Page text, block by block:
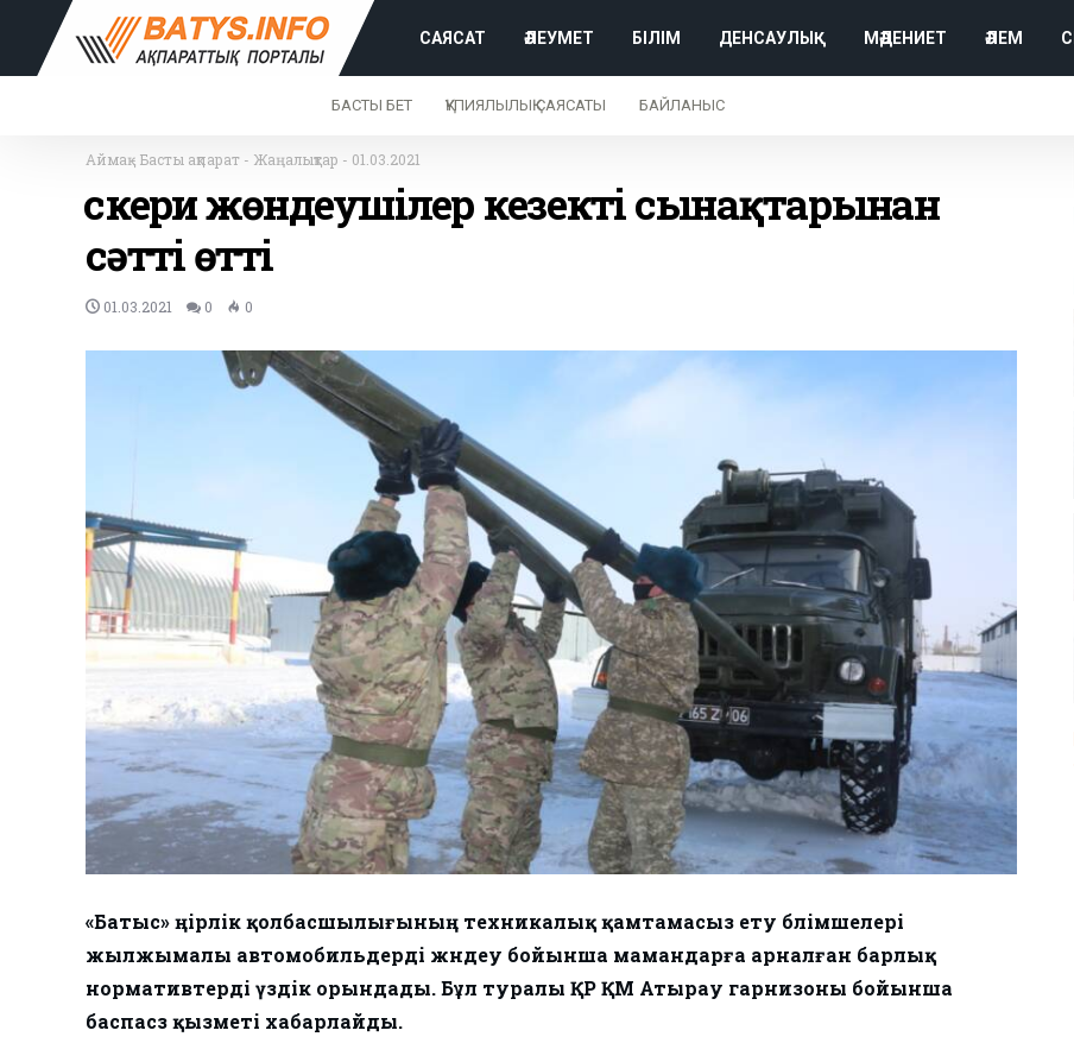
САЯСАТ ӘЛЕУМЕТ БІЛІМ ДЕНСАУЛЫҚ МӘДЕНИЕТ ӘЛЕМ
БАСТЫ БЕТ ҚҰПИЯЛЫЛЫҚ САЯСАТЫ БАЙЛАНЫС
Аймақ- Басты ақпарат - Жаңалықтар - 01.03.2021
Әскери жөндеушілер кезекті сынақтарынан
сәтті өтті
01.03.2021 0 0
«Батыс» өңірлік қолбасшылығының техникалық қамтамасыз ету бөлімшелері
жылжымалы автомобильдерді жөндеу бойынша мамандарға арналған барлық
нормативтерді үздік орындады. Бұл туралы ҚР ҚМ Атырау гарнизоны бойынша
баспасөз қызметі хабарлайды.